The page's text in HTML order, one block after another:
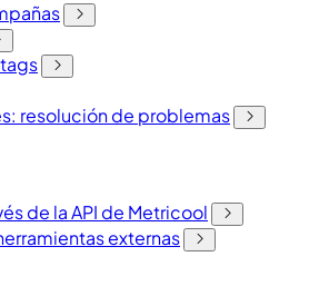
resolución de problemas
de la API de Metricool
externas